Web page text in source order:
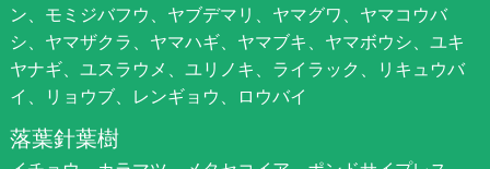
ン、モミジバフウ、ヤブデマリ、ヤマグワ、ヤマコウバ
シ、ヤマザクラ、ヤマハギ、ヤマブキ、ヤマボウシ、ユキ
ヤナギ、ユスラウメ、ユリノキ、ライラック、リキュウバ
イ、リョウブ、レンギョウ、ロウバイ
落葉針葉樹